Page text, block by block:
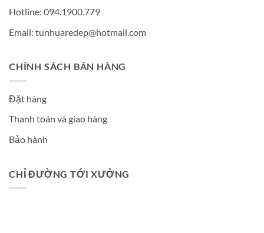
Hotline: 094.1900.779
Email: tunhuaredep@hotmail.com
CHÍNH SÁCH BÁN HÀNG
Đặt hàng
Thanh toán và giao hàng
Bảo hành
CHỈ ĐƯỜNG TỚI XƯỞNG